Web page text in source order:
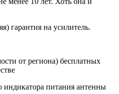
гарантия на усилитель.
от региона) бесплатных
индикатора питания антенны